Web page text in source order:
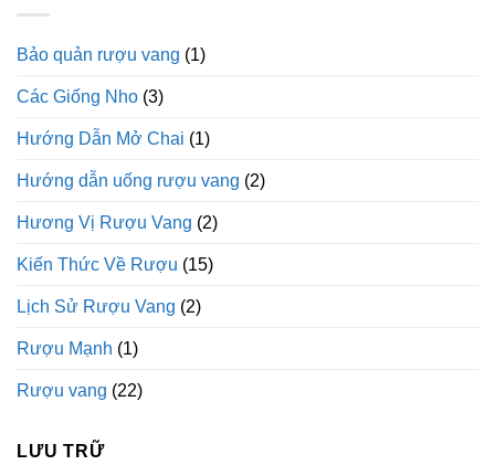
Bảo quản rượu vang (1)
Các Giống Nho (3)
Hướng Dẫn Mở Chai (1)
Hướng dẫn uống rượu vang (2)
Hương Vị Rượu Vang (2)
Kiến Thức Về Rượu (15)
Lịch Sử Rượu Vang (2)
Rượu Mạnh (1)
Rượu vang (22)
LƯU TRỮ